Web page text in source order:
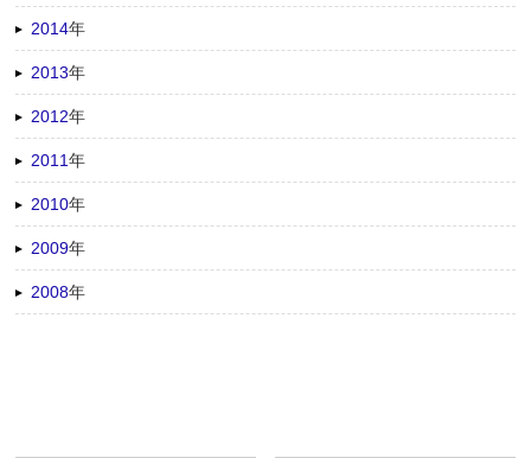
2014年
2013年
2012年
2011年
2010年
2009年
2008年